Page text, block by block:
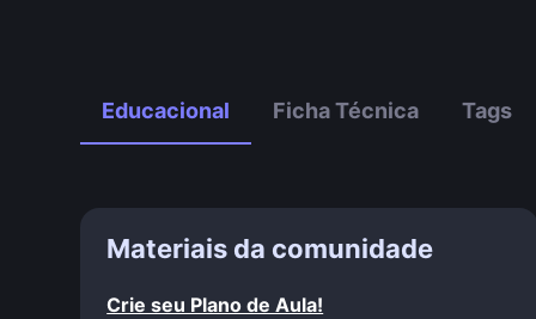
Educacional Ficha Técnica Tags
Materiais da comunidade
Crie seu Plano de Aula!